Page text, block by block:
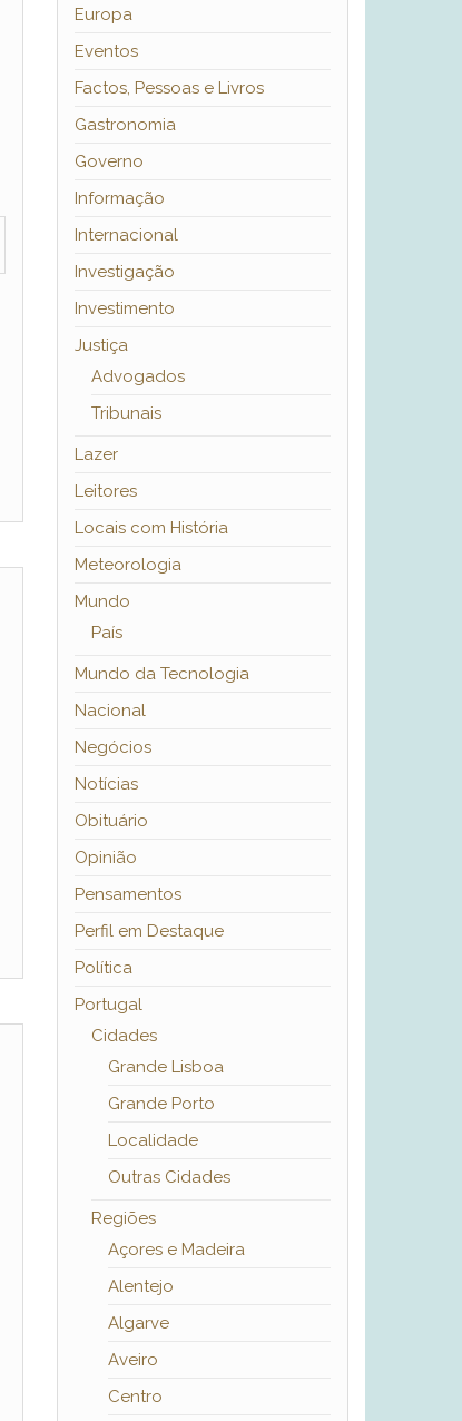
Europa
Eventos
Factos, Pessoas e Livros
Gastronomia
Governo
Informação
Internacional
Investigação
Investimento
Justiça
Advogados
Tribunais
Lazer
Leitores
Locais com História
Meteorologia
Mundo
País
Mundo da Tecnologia
Nacional
Negócios
Notícias
Obituário
Opinião
Pensamentos
Perfil em Destaque
Política
Portugal
Cidades
Grande Lisboa
Grande Porto
Localidade
Outras Cidades
Regiões
Açores e Madeira
Alentejo
Algarve
Aveiro
Centro